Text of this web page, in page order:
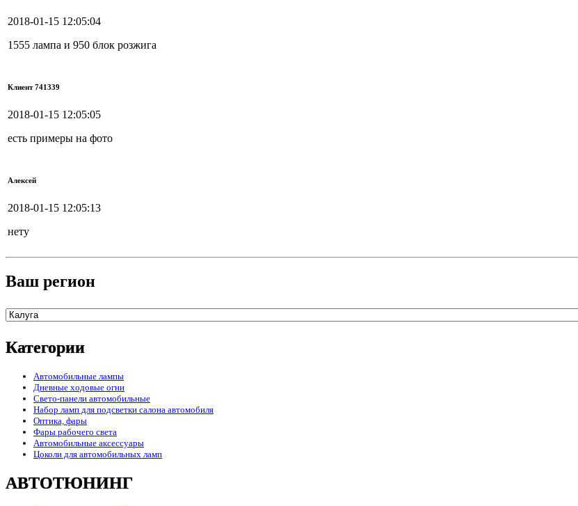
2018-01-15 12:05:04
1555 лампа и 950 блок розжига
Клиент 741339
2018-01-15 12:05:05
есть примеры на фото
Алексей
2018-01-15 12:05:13
нету
Ваш регион
Категории
Автомобильные лампы
Дневные ходовые огни
Свето-панели автомобильные
Набор ламп для подсветки салона автомобиля
Оптика, фары
Фары рабочего света
Автомобильные аксессуары
Цоколи для автомобильных ламп
АВТОТЮНИНГ